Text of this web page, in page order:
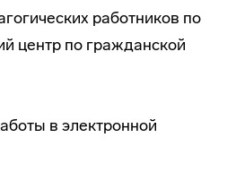
работников по
центр по гражданской
в электронной